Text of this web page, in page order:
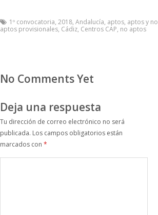
1º convocatoria, 2018, Andalucí­a, aptos, aptos y no
aptos provisionales, Cádiz, Centros CAP, no aptos
No Comments Yet
Deja una respuesta
Tu dirección de correo electrónico no será
publicada. Los campos obligatorios están
marcados con *